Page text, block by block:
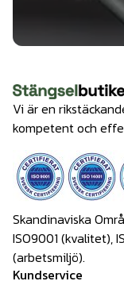
Vi är en
kompetent och
Skandinaviska
ISO9001 (kvalitet),
(arbetsmiljö).
Kundservice